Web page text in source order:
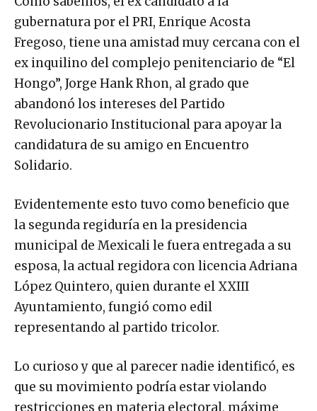
gubernatura por el PRI, Enrique Acosta
Fregoso, tiene una amistad muy cercana con el
ex inquilino del complejo penitenciario de “El
Hongo”, Jorge Hank Rhon, al grado que
abandonó los intereses del Partido
Revolucionario Institucional para apoyar la
candidatura de su amigo en Encuentro
Solidario.
Evidentemente esto tuvo como beneficio que
la segunda regiduría en la presidencia
municipal de Mexicali le fuera entregada a su
esposa, la actual regidora con licencia Adriana
López Quintero, quien durante el XXIII
Ayuntamiento, fungió como edil
representando al partido tricolor.
Lo curioso y que al parecer nadie identificó, es
que su movimiento podría estar violando
restricciones en materia electoral, máxime